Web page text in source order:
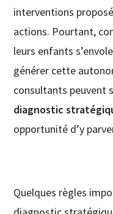
interventions
actions. Pourtant,
leurs enfants
générer cette
consultants peuvent
diagnostic
opportunité d’y
Quelques règles